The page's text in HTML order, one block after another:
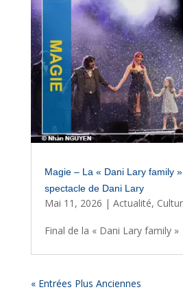
Magie – La « Dani Lary family
spectacle de Dani Lary
Mai 11, 2026 | Actualité,
Final de la « Dani Lary family »
« Entrées Plus Anciennes